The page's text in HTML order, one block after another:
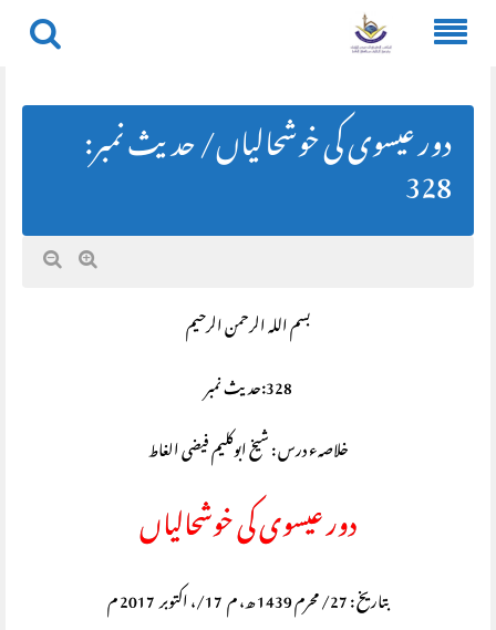
contentدور عیسوی کی خوشحالیاں/ حديث نمبر:
328
بسم اللہ الرحمن الرحیم
328:حديث نمبر
خلاصہء درس : شیخ ابوکلیم فیضی الغاط
دور عیسوی کی خوشحالیاں
بتاریخ : 27/ محرم 1439 ھ، م 17/، اکتوبر 2017 م